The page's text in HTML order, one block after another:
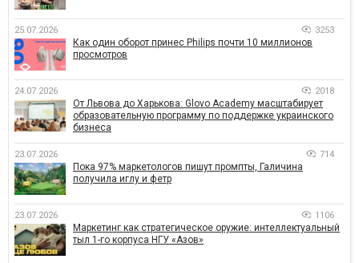
25.07.2026 3253
Как один оборот принес Philips почти 10 миллионов
просмотров
24.07.2026 2018
От Львова до Харькова: Glovo Academy масштабирует
образовательную программу по поддержке украинского
бизнеса
23.07.2026 714
Пока 97% маркетологов пишут промпты, Галичина
получила иглу и фетр
23.07.2026 1106
Маркетинг как стратегическое оружие: интеллектуальный
тыл 1-го корпуса НГУ «Азов»